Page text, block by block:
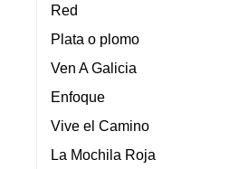
Red
Plata o plomo
Ven A Galicia
Enfoque
Vive el Camino
La Mochila Roja